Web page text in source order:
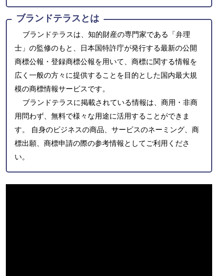
ブランドテラスとは
ブランドテラスは、知的財産の専門家である「弁理
士」の監修のもと、日本国特許庁が発行する最新の公開
商標公報・登録商標公報を用いて、商標に関する情報を
広く一般の方々に提供することを目的とした国内最大規
模の商標情報サービスです。
ブランドテラスに掲載されている情報は、商用・非商
用問わず、無料で様々な用途に活用することができま
す。 自身のビジネスの商品、サービスのネーミング、商
標出願、商標申請の際の参考情報としてご利用くださ
い。